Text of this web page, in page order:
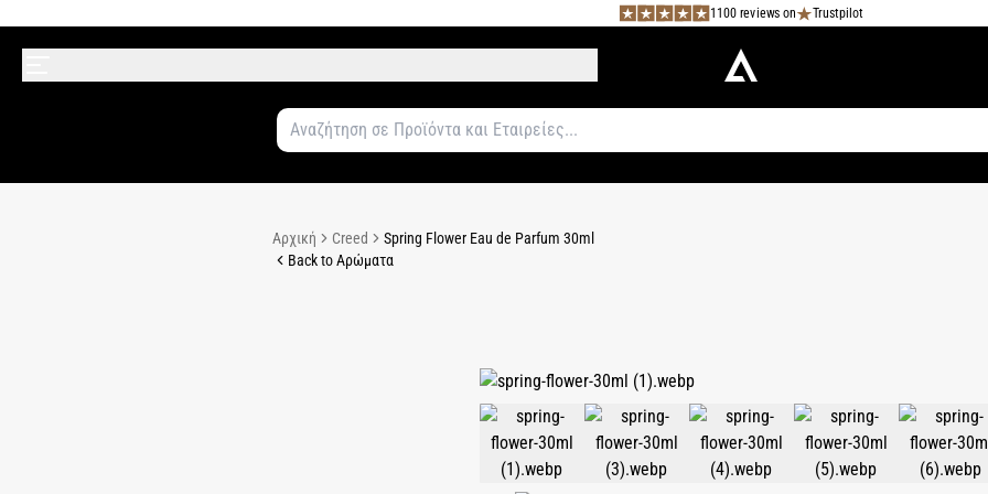
1100 reviews on Trustpilot
Αρχική Creed
Spring Flower Eau de Parfum 30ml
Back to Αρώματα